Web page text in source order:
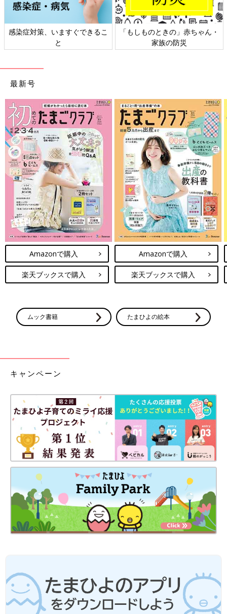
感染症対策、いますぐできるこ
と
「もしものときの」赤ちゃん・
家族の防災
最新号
Amazonで購入
楽天ブックスで購入
Amazonで購入
楽天ブックスで購入
ムック書籍 たまひよの絵本
キャンペーン